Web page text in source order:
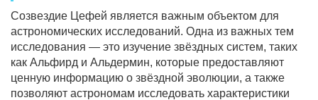
Созвездие Цефей является важным объектом для
астрономических исследований. Одна из важных тем
исследования — это изучение звёздных систем, таких
как Альфирд и Альдермин, которые предоставляют
ценную информацию о звёздной эволюции, а также
позволяют астрономам исследовать характеристики